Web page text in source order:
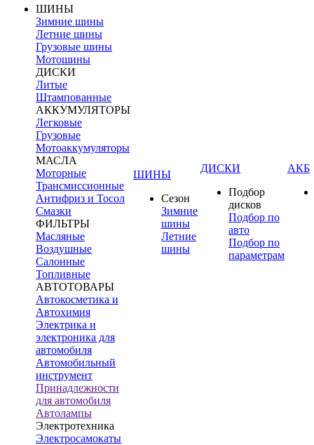
ШИНЫ
Зимние шины
Летние шины
Грузовые шины
Мотошины
ДИСКИ
Литые
Штампованные
АККУМУЛЯТОРЫ
Легковые
Грузовые
Мотоаккумуляторы
МАСЛА
Моторные
Трансмиссионные
Антифриз и Тосол
Смазки
ФИЛЬТРЫ
Масляные
Воздушные
Салонные
Топливные
АВТОТОВАРЫ
Автокосметика и
Автохимия
Электрика и
электроника для
автомобиля
Автомобильный
инструмент
Принадлежности
для автомобиля
Автолампы
Электротехника
Электросамокаты
ШИНЫ
Сезон
Зимние
шины
Летние
шины
ДИСКИ
Подбор
дисков
Подбор по
авто
Подбор по
параметрам
АКБ